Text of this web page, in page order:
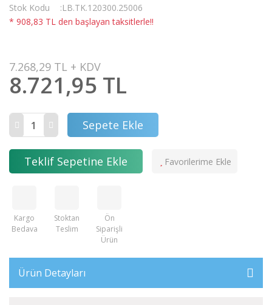
Stok Kodu
LB.TK.120300.25006
* 908,83 TL den başlayan taksitlerle!!
7.268,29 TL + KDV
8.721,95 TL
Sepete Ekle
Teklif Sepetine Ekle
Kargo
Bedava
Stoktan
Teslim
Ön
Siparişli
Ürün
Ürün Detayları